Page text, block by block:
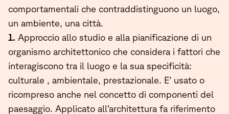
comportamentali che contraddistinguono un luogo,
un ambiente, una città.
1. Approccio allo studio e alla pianificazione di un
organismo architettonico che considera i fattori che
interagiscono tra il luogo e la sua specificità:
culturale , ambientale, prestazionale. E’ usato o
ricompreso anche nel concetto di componenti del
paesaggio. Applicato all’architettura fa riferimento